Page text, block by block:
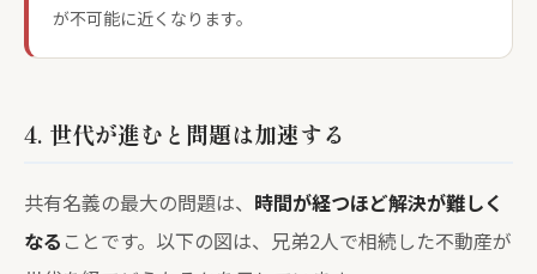
が不可能に近くなります。
4. 世代が進むと問題は加速する
共有名義の最大の問題は、 時間が経つほど解決が難しく
なる ことです。以下の図は、兄弟2人で相続した不動産が